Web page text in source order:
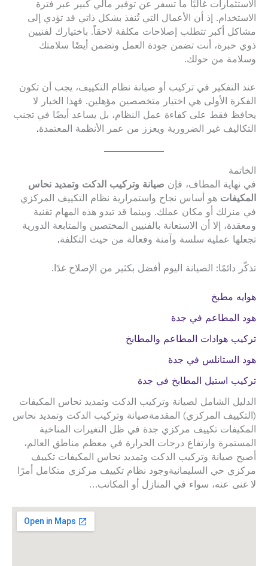
الاستثمارات غالبًا ما تسفر عن توفير مالي كبير عبر فترة
الاستخدام. إذ أن الأعمال التي تُنفذ بشكل ذاتي قد تؤدي إلى
مشاكل أكبر تتطلب إصلاحات مكلفة لاحقاً. باختيارك لفنيين
ذوي خبرة، أنت تضمن جودة العمل وتضمن أيضًا سلامتك
وسلامة من حولك.
عند التفكير في تركيب أو صيانة نظام التكييف، يجب أن تكون
الفكرة الأولى هي اختيار متخصصين مؤهلين. فهذا الخيار لا
يحافظ فقط على كفاءة عمل النظام، بل يساعد أيضًا في تجنب
التكاليف غير الضرورية ويعزز من عمر الأنظمة المعتمدة.
الخاتمة
في نهاية المطاف، فإن صيانة وتركيب الدكت وتمديد نحاس
المكيفات هو أساس نجاح واستمرارية نظام التكييف المركزي
في منزلك أو مكان عملك. وبينما قد تبدو هذه المهام تقنية
ومعقدة، إلا أن الاستعانة بالفنيين المختصين والمتابعة الدورية
تجعلها عملية سلسة وآمنة وفعالة من حيث التكلفة.
تذكّر دائمًا: الصيانة اليوم أفضل بكثير من الإصلاح غدًا.
هوايه مطبخ
هود المطاعم في جدة
تركيب هوادات المطاعم والمطابخ
هود الستانلس في جدة
تركيب استيل المطابخ في جدة
الدليل الشامل لصيانة وتركيب الدكت وتمديد نحاس المكيفات
(التكييف المركزي) المقدمةصيانة وتركيب الدكت وتمديد نحاس
المكيفات تكييف مركزي جدة في ظل التغيرات المناخية
المستمرة وارتفاع درجات الحرارة في معظم مناطق العالم،
أصبح صيانة وتركيب الدكت وتمديد نحاس المكيفات تكييف
مركزي حي السليمانيةوجود نظام تكييف مركزي متكامل أمرًا
لا غنى عنه، سواء في المنازل أو المكاتب…